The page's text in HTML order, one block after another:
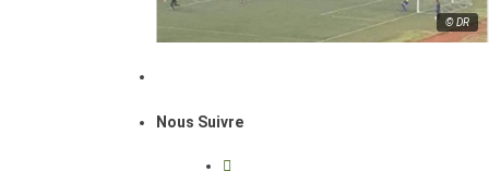
© DR
Nous Suivre